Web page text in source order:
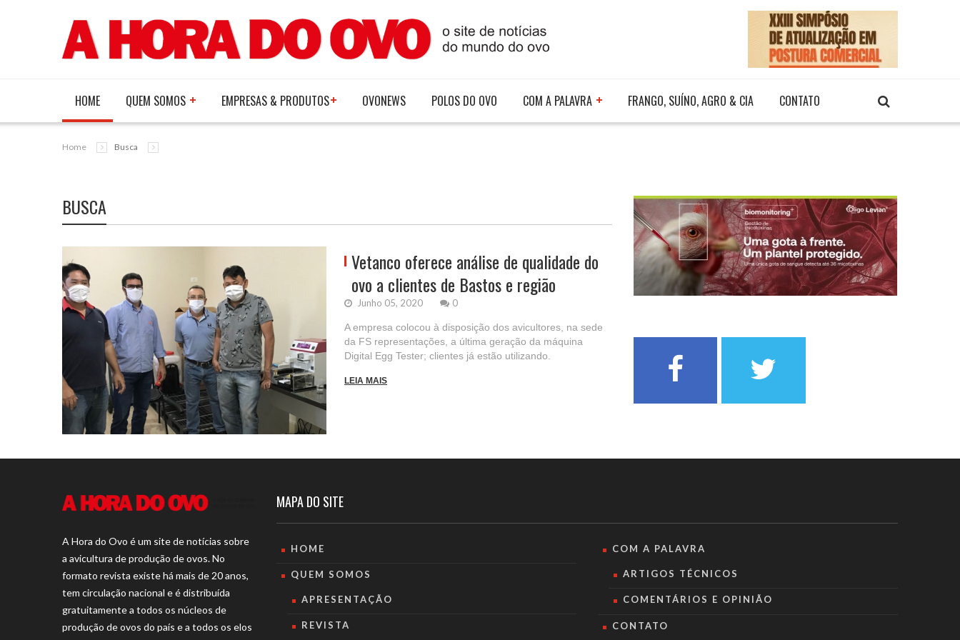
HOME QUEM SOMOS EMPRESAS & PRODUTOS OVONEWS POLOS DO OVO COM A PALAVRA FRANGO, SUÍNO, AGRO & CIA CONTATO
Home Busca
BUSCA
Vetanco oferece análise de qualidade do
ovo a clientes de Bastos e região
Junho 05, 2020 0
A empresa colocou à disposição dos avicultores, na sede
da FS representações, a última geração da máquina
Digital Egg Tester; clientes já estão utilizando.
LEIA MAIS
A Hora do Ovo é um site de notícias sobre
a avicultura de produção de ovos. No
formato revista existe há mais de 20 anos,
tem circulação nacional e é distribuída
gratuitamente a todos os núcleos de
produção de ovos do país e a todos os elos
MAPA DO SITE
HOME
QUEM SOMOS
APRESENTAÇÃO
REVISTA
COM A PALAVRA
ARTIGOS TÉCNICOS
COMENTÁRIOS E OPINIÃO
CONTATO